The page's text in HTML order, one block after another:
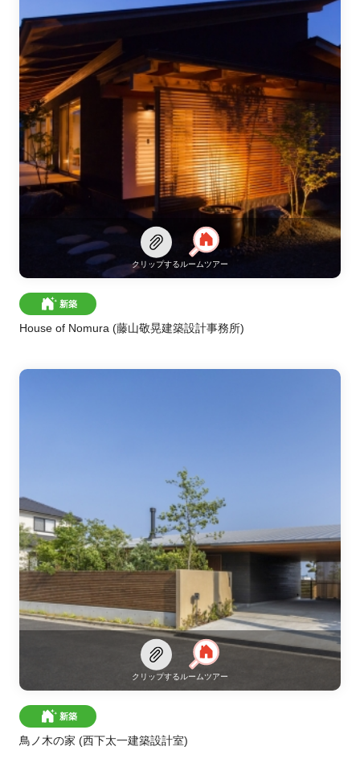
クリップするルームツアー
新築
House of Nomura (藤山敬晃建築設計事務所)
クリップするルームツアー
新築
鳥ノ木の家 (西下太一建築設計室)